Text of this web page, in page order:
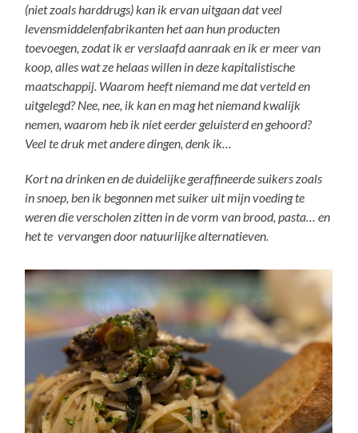
(niet zoals harddrugs) kan ik ervan uitgaan dat veel
levensmiddelenfabrikanten het aan hun producten
toevoegen, zodat ik er verslaafd aanraak en ik er meer van
koop, alles wat ze helaas willen in deze kapitalistische
maatschappij. Waarom heeft niemand me dat verteld en
uitgelegd? Nee, nee, ik kan en mag het niemand kwalijk
nemen, waarom heb ik niet eerder geluisterd en gehoord?
Veel te druk met andere dingen, denk ik…
Kort na drinken en de duidelijke geraffineerde suikers zoals
in snoep, ben ik begonnen met suiker uit mijn voeding te
weren die verscholen zitten in de vorm van brood, pasta… en
het te vervangen door natuurlijke alternatieven.